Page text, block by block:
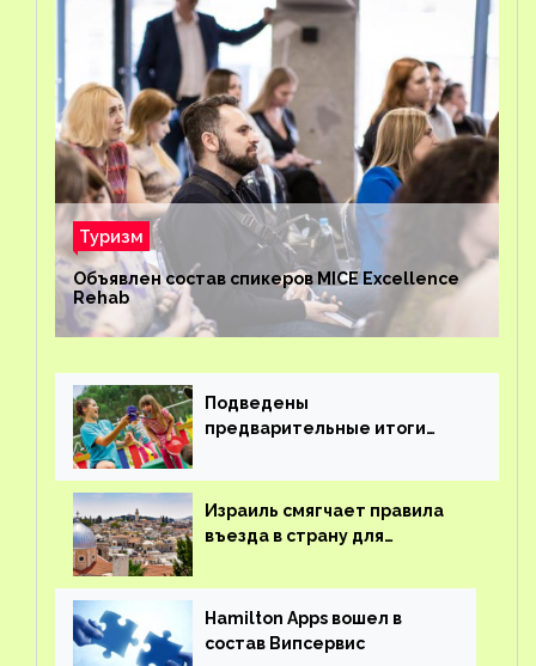
Туризм
Объявлен состав спикеров MICE Excellence
Rehab
Подведены
предварительные итоги
Израиль смягчает правила
въезда в страну для
Hamilton Apps вошел в
состав Випсервис